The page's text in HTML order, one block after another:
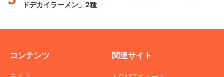
ドデカイラーメン」2種
コンテンツ 関連サイト